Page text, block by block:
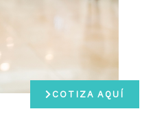
COTIZA AQUÍ